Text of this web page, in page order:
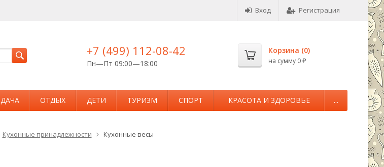
Вход Регистрация
+7 (499) 112-08-42
Пн—Пт 09:00—18:00
Корзина (0)
на сумму 0 ₽
ДАЧА ОТДЫХ ДЕТИ ТУРИЗМ СПОРТ КРАСОТА И ЗДОРОВЬЕ ...
Кухонные принадлежности Кухонные весы